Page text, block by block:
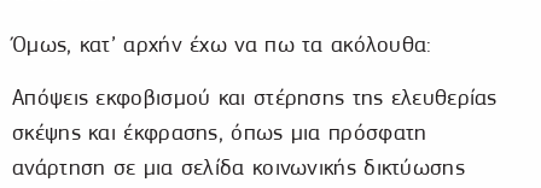
Όμως, κατ’ αρχήν έχω να πω τα ακόλουθα:
Απόψεις εκφοβισμού και στέρησης της ελευθερίας
σκέψης και έκφρασης, όπως μια πρόσφατη
ανάρτηση σε μια σελίδα κοινωνικής δικτύωσης